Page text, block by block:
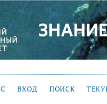
ВХОД ПОИСК